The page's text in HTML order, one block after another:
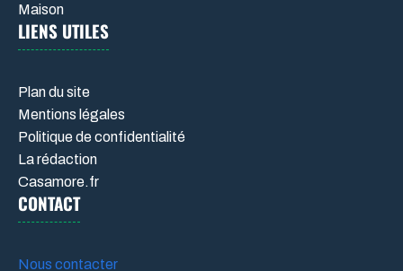
Maison
LIENS UTILES
Plan du site
Mentions légales
Politique de confidentialité
La rédaction
Casamore.fr
CONTACT
Nous contacter